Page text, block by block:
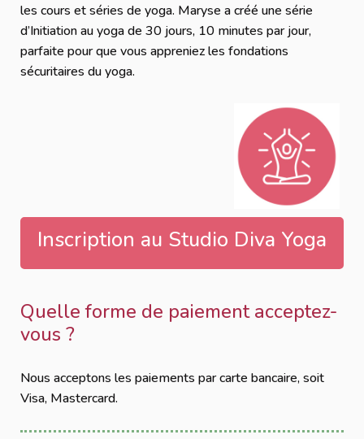
les cours et séries de yoga. Maryse a créé une série
d’Initiation au yoga de 30 jours, 10 minutes par jour,
parfaite pour que vous appreniez les fondations
sécuritaires du yoga.
Inscription au Studio Diva Yoga
Quelle forme de paiement acceptez-
vous ?
Nous acceptons les paiements par carte bancaire, soit
Visa, Mastercard.